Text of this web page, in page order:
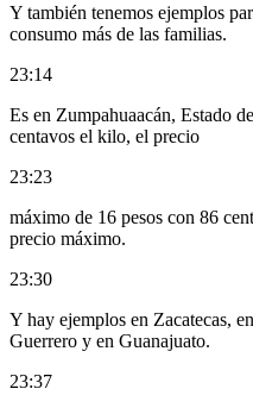
Y también tenemos ejemplos
consumo más de las familias.
23:14
Es en Zumpahuaacán, Estado
centavos el kilo, el precio
23:23
máximo de 16 pesos con 86
precio máximo.
23:30
Y hay ejemplos en Zacatecas,
Guerrero y en Guanajuato.
23:37